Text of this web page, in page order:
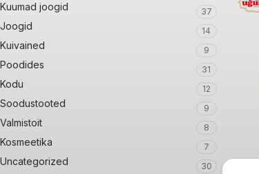
Kuumad joogid 37
Joogid 14
Kuivained 9
Poodides 31
Kodu 12
Soodustooted 9
Valmistoit 8
Kosmeetika 7
Uncategorized 30